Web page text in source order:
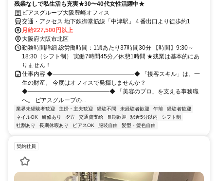
残業なしで私生活も充実★30〜40代女性活躍中★
ピアスグループ大阪豊崎オフィス
交通・アクセス 地下鉄御堂筋線「中津駅」４番出口より徒歩約1
月給227,500円以上
大阪府大阪市北区
勤務時間詳細 総労働時間：1週あたり37時間30分 【時間】9:30～
18:30（シフト制） 実働7時間45分／休憩1時間 ★残業は基本的にあ
りません！
仕事内容 ◆――――――――――――――◆ 「接客スキル」は、一
生の財産。 今度はオフィスで発揮しませんか？
◆――――――――――――――◆ 「美容のプロ」を支える事務職
へ。 ピアスグループの...
業界未経験者歓迎 主婦・主夫歓迎 経験不問 未経験者歓迎 午前
経験者歓迎
ネイルOK
研修あり 夕方 交通費支給 長期歓迎 駅近5分以内
シフト制
社割あり
長期休暇あり ピアスOK 服装自由 髪型・髪色自由
契約社員